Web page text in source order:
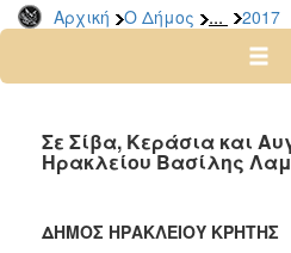
Αρχική Ο Δήμος ... 2017
2026
2024
2022
2020
Σε Σίβα, Κεράσια και
Ηρακλείου Βασίλης
ΔΗΜΟΣ ΗΡΑΚΛΕΙΟΥ ΚΡΗΤΗΣ